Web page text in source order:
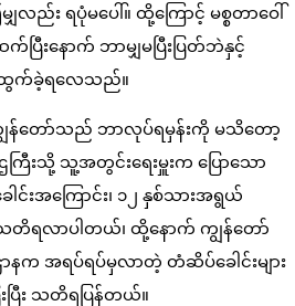
ရပုံမပေါ်။ ထို့ကြောင့် မစ္စတာဝေါ်
ြီးနောက် ဘာမျှမပြီးပြတ်ဘဲနှင့်
ထွက်ခဲ့ရလေသည်။
ျွန်တော်သည် ဘာလုပ်ရမှန်းကို မသိတော့
ကြီးသို့ သူ့အတွင်းရေးမှူးက ပြောသော
င်းအကြောင်း၊ ၁၂ နှစ်သားအရွယ်
တိရလာပါတယ်၊ ထို့နောက် ကျွန်တော်
က အရပ်ရပ်မှလာတဲ့ တံဆိပ်ခေါင်းများ
းပြီး သတိရပြန်တယ်။